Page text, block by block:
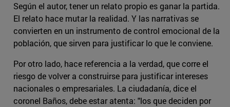
Según el autor, tener un relato propio es ganar la partida.
El relato hace mutar la realidad. Y las narrativas se
convierten en un instrumento de control emocional de la
población, que sirven para justificar lo que le conviene.
Por otro lado, hace referencia a la verdad, que corre el
riesgo de volver a construirse para justificar intereses
nacionales o empresariales. La ciudadanía, dice el
coronel Baños, debe estar atenta: "los que deciden por